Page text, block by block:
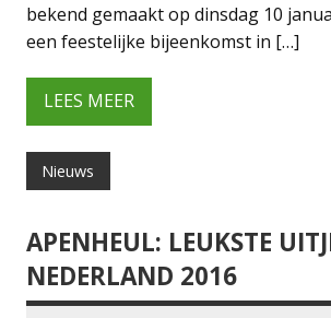
bekend gemaakt op dinsdag 10
een feestelijke bijeenkomst in […]
LEES MEER
Nieuws
APENHEUL: LEUKSTE
NEDERLAND 2016